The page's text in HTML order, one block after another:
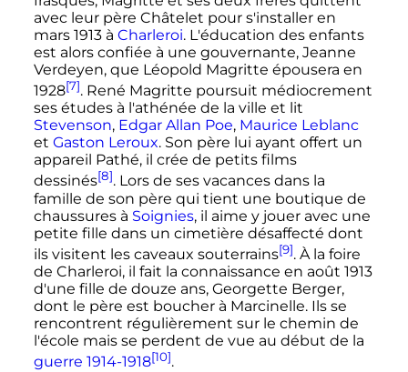
avec leur père Châtelet pour s'installer en
mars 1913à Charleroi. L'éducation des enfants
est alors confiée à une gouvernante, Jeanne
Verdeyen, que Léopold Magritte épousera en
1928[7]. René Magritte poursuit médiocrement
ses études à l'athénée de la ville et lit
Stevenson, Edgar Allan Poe, Maurice Leblanc
et Gaston Leroux. Son père lui ayant offert un
appareil Pathé, il crée de petits films
dessinés[8]. Lors de ses vacances dans la
famille de son père qui tient une boutique de
chaussures à Soignies, il aime y jouer avec une
petite fille dans un cimetière désaffecté dont
ils visitent les caveaux souterrains[9]. À la foire
de Charleroi, il fait la connaissance en août 1913
d'une fille de douze ans, Georgette Berger,
dont le père est boucher à Marcinelle. Ils se
rencontrent régulièrement sur le chemin de
l'école mais se perdent de vue au début de la
guerre 1914-1918[10].